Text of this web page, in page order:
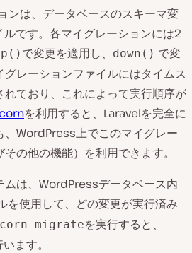
ンは、データベースのスキーマ変
です。各マイグレーションには2
で変更を適用し、 down() で変
レーションファイルにはタイムス
れており、これによって実行順序が
を利用すると、Laravelを完全に
、WordPress上でこのマイグレー
の他の機能）を利用できます。
ムは、WordPressデータベース内
を使用して、どの変更が実行済み
migrateを実行すると、
ます。